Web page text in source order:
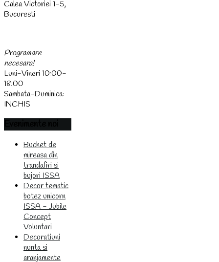
Calea Victoriei 1-5,
Bucuresti
Programare
necesara!
Luni-Vineri 10:00-
18:00
Sambata-Duminica:
INCHIS
Buchet de
mireasa din
trandafiri si
bujori ISSA
Decor tematic
botez unicorn
ISSA - Jubile
Concept
Voluntari
Decoratiuni
nunta si
aranjamente